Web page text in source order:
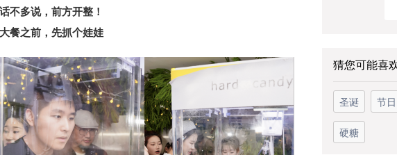
话不多说，前方开整！
大餐之前，先抓个娃娃
猜您可能喜
圣诞 节日
硬糖